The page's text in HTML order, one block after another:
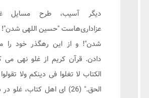
دیگر آسیب، طرح مسایل
عزاداری‌هاست "حسین اللهی شدن"!
شدن"! و از این رهگذر خود را
دادن. قرآن کریم از غلو نهی می
الکتاب لا تغلوا فی دینکم ولا تقولوا
الحق." (26) ای اهل کتاب، غلو